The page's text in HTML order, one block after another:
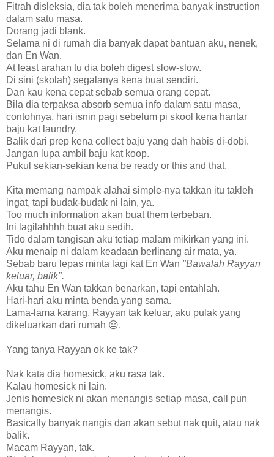
Fitrah disleksia, dia tak boleh menerima banyak instruction
dalam satu masa.
Dorang jadi blank.
Selama ni di rumah dia banyak dapat bantuan aku, nenek,
dan En Wan.
At least arahan tu dia boleh digest slow-slow.
Di sini (skolah) segalanya kena buat sendiri.
Dan kau kena cepat sebab semua orang cepat.
Bila dia terpaksa absorb semua info dalam satu masa,
contohnya, hari isnin pagi sebelum pi skool kena hantar
baju kat laundry.
Balik dari prep kena collect baju yang dah habis di-dobi.
Jangan lupa ambil baju kat koop.
Pukul sekian-sekian kena be ready or this and that.
Kita memang nampak alahai simple-nya takkan itu takleh
ingat, tapi budak-budak ni lain, ya.
Too much information akan buat them terbeban.
Ini lagilahhhh buat aku sedih.
Tido dalam tangisan aku tetiap malam mikirkan yang ini.
Aku menaip ni dalam keadaan berlinang air mata, ya.
Sebab baru lepas minta lagi kat En Wan "Bawalah Rayyan
keluar, balik".
Aku tahu En Wan takkan benarkan, tapi entahlah.
Hari-hari aku minta benda yang sama.
Lama-lama karang, Rayyan tak keluar, aku pulak yang
dikeluarkan dari rumah 😔.
Yang tanya Rayyan ok ke tak?
Nak kata dia homesick, aku rasa tak.
Kalau homesick ni lain.
Jenis homesick ni akan menangis setiap masa, call pun
menangis.
Basically banyak nangis dan akan sebut nak quit, atau nak
balik.
Macam Rayyan, tak.